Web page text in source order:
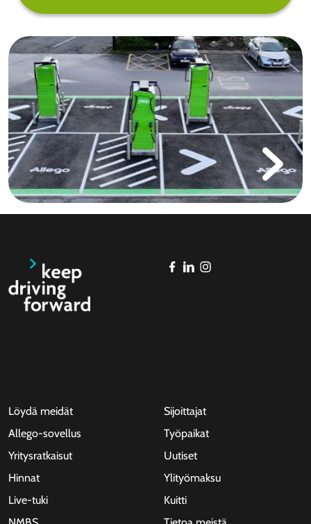
Löydä meidät
Allego-sovellus
Yritysratkaisut
Hinnat
Live-tuki
Sijoittajat
Työpaikat
Uutiset
Ylityömaksu
Kuitti